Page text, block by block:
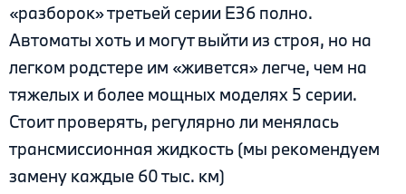
«разборок» третьей серии Е36 полно.
Автоматы хоть и могут выйти из строя, но на
легком родстере им «живется» легче, чем на
тяжелых и более мощных моделях 5 серии.
Стоит проверять, регулярно ли менялась
трансмиссионная жидкость (мы рекомендуем
замену каждые 60 тыс. км)